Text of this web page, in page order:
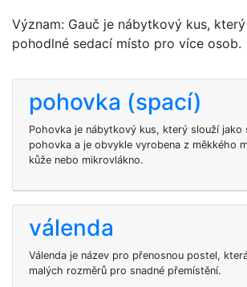
Význam: Gauč je nábytkový kus,
pohodlné sedací místo pro více osob.
pohovka (spací)
Pohovka je nábytkový kus, který slouží jako
pohovka a je obvykle vyrobena z měkkého
kůže nebo mikrovlákno.
válenda
Válenda je název pro přenosnou postel,
malých rozměrů pro snadné přemístění.